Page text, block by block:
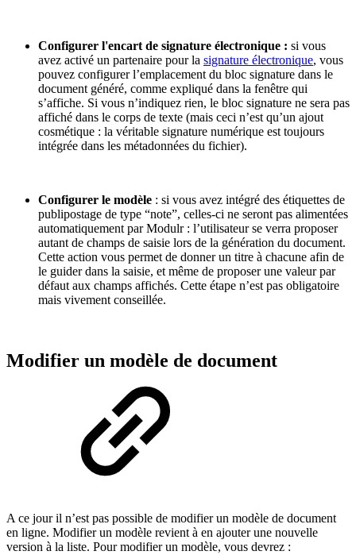
Configurer l'encart de signature électronique : si vous
avez activé un partenaire pour la signature électronique, vous
pouvez configurer l’emplacement du bloc signature dans le
document généré, comme expliqué dans la fenêtre qui
s’affiche. Si vous n’indiquez rien, le bloc signature ne sera pas
affiché dans le corps de texte (mais ceci n’est qu’un ajout
cosmétique : la véritable signature numérique est toujours
intégrée dans les métadonnées du fichier).
Configurer le modèle : si vous avez intégré des étiquettes de
publipostage de type “note”, celles-ci ne seront pas alimentées
automatiquement par Modulr : l’utilisateur se verra proposer
autant de champs de saisie lors de la génération du document.
Cette action vous permet de donner un titre à chacune afin de
le guider dans la saisie, et même de proposer une valeur par
défaut aux champs affichés. Cette étape n’est pas obligatoire
mais vivement conseillée.
Modifier un modèle de document
A ce jour il n’est pas possible de modifier un modèle de document
en ligne. Modifier un modèle revient à en ajouter une nouvelle
version à la liste. Pour modifier un modèle, vous devrez :